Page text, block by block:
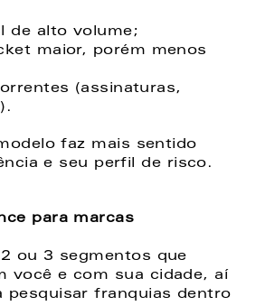
de alto volume;
maior, porém menos
(assinaturas,
faz mais sentido
e seu perfil de risco.
para marcas
ou 3 segmentos que
você e com sua cidade, aí
pesquisar franquias dentro